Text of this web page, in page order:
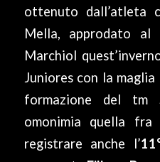
ottenuto dall’atleta
Mella, approdato al
Marchiol
Juniores con la
formazione del tm
omonimia quella
registrare anche l’